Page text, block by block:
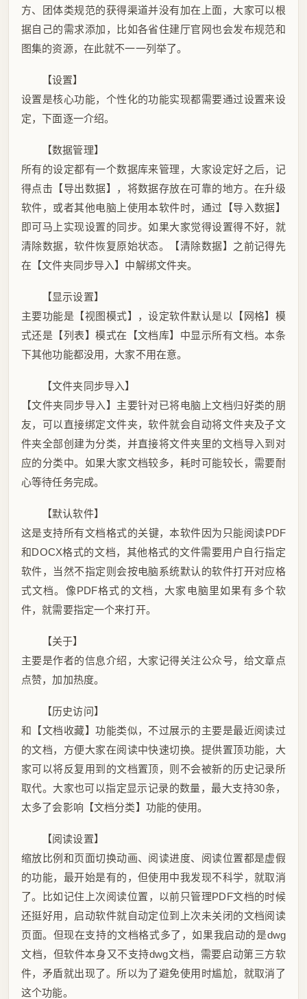
方、团体类规范的获得渠道并没有加在上面，大家可以根
据自己的需求添加，比如各省住建厅官网也会发布规范和
图集的资源，在此就不一一列举了。
【设置】
设置是核心功能，个性化的功能实现都需要通过设置来设
定，下面逐一介绍。
【数据管理】
所有的设定都有一个数据库来管理，大家设定好之后，记
得点击【导出数据】，将数据存放在可靠的地方。在升级
软件，或者其他电脑上使用本软件时，通过【导入数据】
即可马上实现设置的同步。如果大家觉得设置得不好，就
清除数据，软件恢复原始状态。【清除数据】之前记得先
在【文件夹同步导入】中解绑文件夹。
【显示设置】
主要功能是【视图模式】，设定软件默认是以【网格】模
式还是【列表】模式在【文档库】中显示所有文档。本条
下其他功能都没用，大家不用在意。
【文件夹同步导入】
【文件夹同步导入】主要针对已将电脑上文档归好类的朋
友，可以直接绑定文件夹，软件就会自动将文件夹及子文
件夹全部创建为分类，并直接将文件夹里的文档导入到对
应的分类中。如果大家文档较多，耗时可能较长，需要耐
心等待任务完成。
【默认软件】
这是支持所有文档格式的关键，本软件因为只能阅读PDF
和DOCX格式的文档，其他格式的文件需要用户自行指定
软件，当然不指定则会按电脑系统默认的软件打开对应格
式文档。像PDF格式的文档，大家电脑里如果有多个软
件，就需要指定一个来打开。
【关于】
主要是作者的信息介绍，大家记得关注公众号，给文章点
点赞，加加热度。
【历史访问】
和【文档收藏】功能类似，不过展示的主要是最近阅读过
的文档，方便大家在阅读中快速切换。提供置顶功能，大
家可以将反复用到的文档置顶，则不会被新的历史记录所
取代。大家也可以指定显示记录的数量，最大支持30条，
太多了会影响【文档分类】功能的使用。
【阅读设置】
缩放比例和页面切换动画、阅读进度、阅读位置都是虚假
的功能，最开始是有的，但使用中我发现不科学，就取消
了。比如记住上次阅读位置，以前只管理PDF文档的时候
还挺好用，启动软件就自动定位到上次未关闭的文档阅读
页面。但现在支持的文档格式多了，如果我启动的是dwg
文档，但软件本身又不支持dwg文档，需要启动第三方软
件，矛盾就出现了。所以为了避免使用时尴尬，就取消了
这个功能。